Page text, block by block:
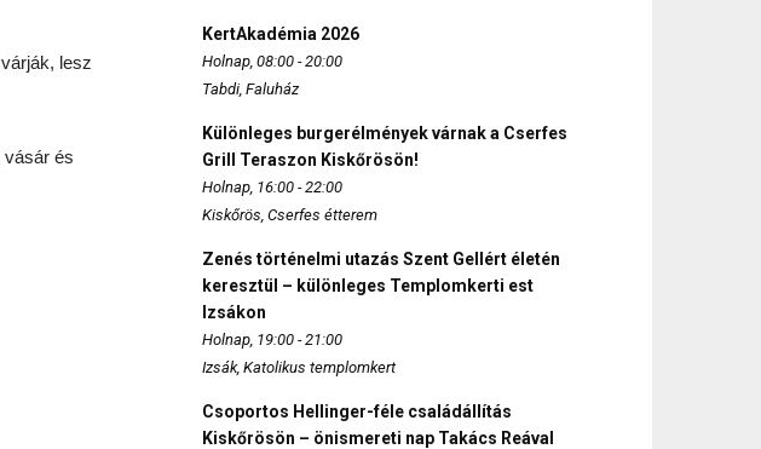
lesz
vásár és
KertAkadémia 2026
Holnap, 08:00 - 20:00
Tabdi, Faluház
Különleges burgerélmények várnak a Cserfes
Grill Teraszon Kiskőrösön!
Holnap, 16:00 - 22:00
Kiskőrös, Cserfes étterem
Zenés történelmi utazás Szent Gellért életén
keresztül – különleges Templomkerti est
Izsákon
Holnap, 19:00 - 21:00
Izsák, Katolikus templomkert
Csoportos Hellinger-féle családállítás
Kiskőrösön – önismereti nap Takács Reával